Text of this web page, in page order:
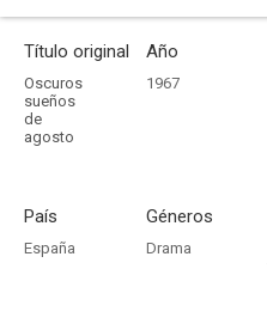
Título original
Oscuros
sueños
de
agosto
Año
1967
País
España
Géneros
Drama